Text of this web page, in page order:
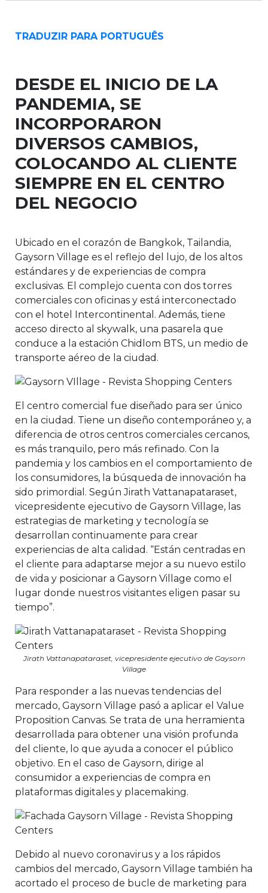
TRADUZIR PARA PORTUGUÊS
DESDE EL INICIO DE LA
PANDEMIA, SE
INCORPORARON
DIVERSOS CAMBIOS,
COLOCANDO AL CLIENTE
SIEMPRE EN EL CENTRO
DEL NEGOCIO
Ubicado en el corazón de Bangkok, Tailandia,
Gaysorn Village es el reflejo del lujo, de los altos
estándares y de experiencias de compra
exclusivas. El complejo cuenta con dos torres
comerciales con oficinas y está interconectado
con el hotel Intercontinental. Además, tiene
acceso directo al skywalk, una pasarela que
conduce a la estación Chidlom BTS, un medio de
transporte aéreo de la ciudad.
El centro comercial fue diseñado para ser único
en la ciudad. Tiene un diseño contemporáneo y, a
diferencia de otros centros comerciales cercanos,
es más tranquilo, pero más refinado. Con la
pandemia y los cambios en el comportamiento de
los consumidores, la búsqueda de innovación ha
sido primordial. Según Jirath Vattanapataraset,
vicepresidente ejecutivo de Gaysorn Village, las
estrategias de marketing y tecnología se
desarrollan continuamente para crear
experiencias de alta calidad. “Están centradas en
el cliente para adaptarse mejor a su nuevo estilo
de vida y posicionar a Gaysorn Village como el
lugar donde nuestros visitantes eligen pasar su
tiempo”.
Jirath Vattanapataraset, vicepresidente ejecutivo de Gaysorn
Village
Para responder a las nuevas tendencias del
mercado, Gaysorn Village pasó a aplicar el Value
Proposition Canvas. Se trata de una herramienta
desarrollada para obtener una visión profunda
del cliente, lo que ayuda a conocer el público
objetivo. En el caso de Gaysorn, dirige al
consumidor a experiencias de compra en
plataformas digitales y placemaking.
Debido al nuevo coronavirus y a los rápidos
cambios del mercado, Gaysorn Village también ha
acortado el proceso de bucle de marketing para